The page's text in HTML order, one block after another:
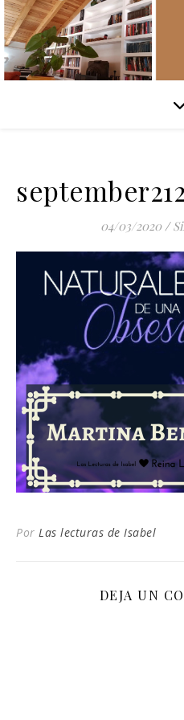
04/03/2020 /
Por Las lecturas de Isabel
DEJA UN